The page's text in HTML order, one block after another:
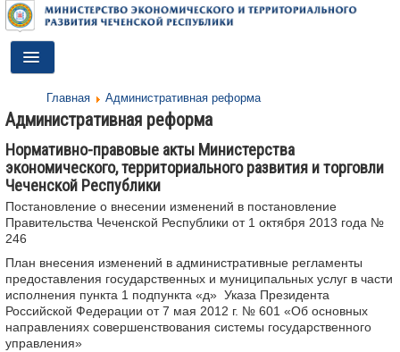
Toggle
Navigation
ДЕЯТЕЛЬНОСТЬ
О МИНИСТЕРСТВЕ
ДОКУМЕНТЫ
ПРОТИВОДЕЙСТВИЕ КОРРУПЦИИ
АНТИТЕРРОР
Главная Административная реформа
Административная реформа
Нормативно-правовые акты Министерства
экономического, территориального развития и торговли
Чеченской Республики
Постановление о внесении изменений в постановление
Правительства Чеченской Республики от 1 октября 2013 года №
246
План внесения изменений в административные регламенты
предоставления государственных и муниципальных услуг в части
исполнения пункта 1 подпункта «д» Указа Президента
Российской Федерации от 7 мая 2012 г. № 601 «Об основных
направлениях совершенствования системы государственного
управления»